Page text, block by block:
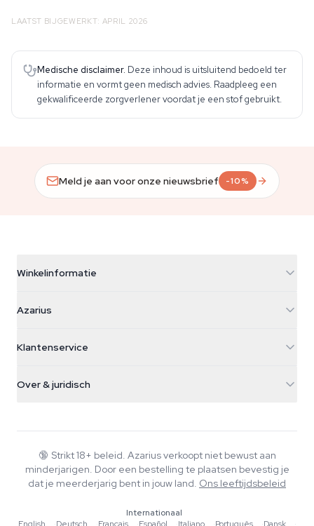
LAATST BIJGEWERKT: APRIL 2026
Medische disclaimer. Deze inhoud is uitsluitend bedoeld ter
informatie en vormt geen medisch advies. Raadpleeg een
gekwalificeerde zorgverlener voordat je een stof gebruikt.
Meld je aan voor onze nieuwsbrief -10%
Winkelinformatie
Galvaniweg 11
Nederland
+31(0)204897914
Azarius
Smokeshop
Klantenservice
Retourbeleid
Veelgestelde vragen
Privacybeleid
Over & juridisch
Wiki
Schrijvers
Tools & Calculators
🔞 Strikt 18+ beleid. Azarius verkoopt niet bewust aan
minderjarigen. Door een bestelling te plaatsen bevestig je
dat je meerderjarig bent in jouw land. Ons leeftijdsbeleid
Internationaal